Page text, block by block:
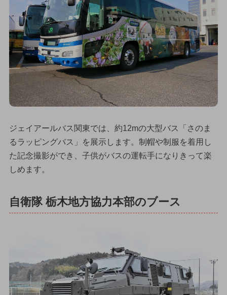
ジェイアールバス関東では、約12mの大型バス「さのま
るラッピングバス」を展示します。制帽や制服を着用し
た記念撮影ができ、子供がバスの運転手になりきって楽
しめます。
自衛隊 栃木地方協力本部のブース